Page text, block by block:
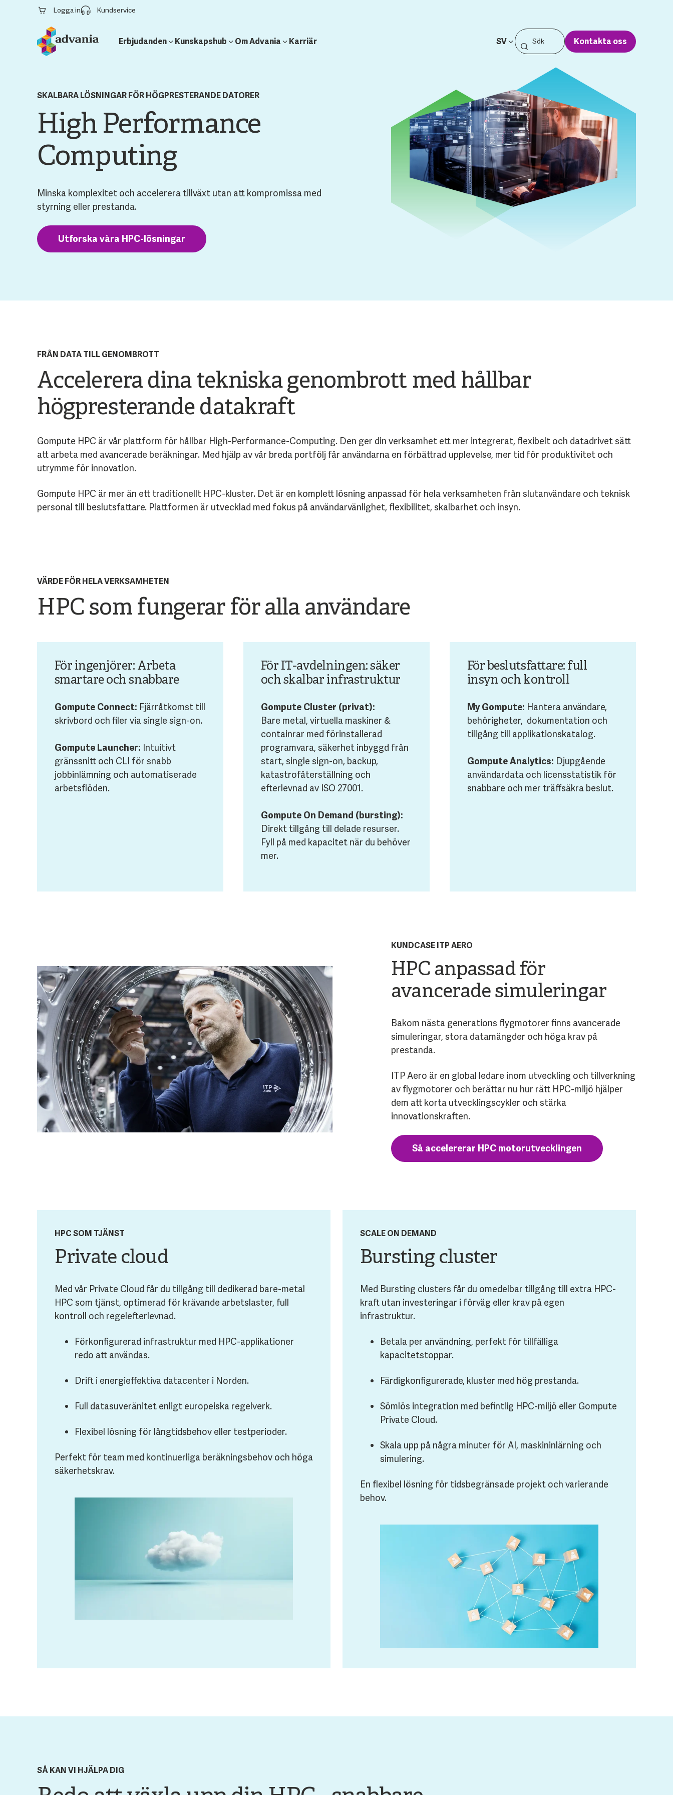
Logga in Kundservice
Erbjudanden Kunskapshub Om Advania Karriär SV Kontakta oss
SKALBARA LÖSNINGAR FÖR HÖGPRESTERANDE DATORER
High Performance
Computing
Minska komplexitet och accelerera tillväxt utan att kompromissa med
styrning eller prestanda.
Utforska våra HPC-lösningar
FRÅN DATA TILL GENOMBROTT
Accelerera dina tekniska genombrott med hållbar
högpresterande datakraft
Gompute HPC är vår plattform för hållbar High-Performance-Computing. Den ger din verksamhet ett mer integrerat, flexibelt och datadrivet sätt
att arbeta med avancerade beräkningar. Med hjälp av vår breda portfölj får användarna en förbättrad upplevelse, mer tid för produktivitet och
utrymme för innovation.
Gompute HPC är mer än ett traditionellt HPC-kluster. Det är en komplett lösning anpassad för hela verksamheten från slutanvändare och teknisk
personal till beslutsfattare. Plattformen är utvecklad med fokus på användarvänlighet, flexibilitet, skalbarhet och insyn.
VÄRDE FÖR HELA VERKSAMHETEN
HPC som fungerar för alla användare
För ingenjörer: Arbeta
smartare och snabbare
Gompute Connect: Fjärråtkomst till
skrivbord och filer via single sign-on.
Gompute Launcher: Intuitivt
gränssnitt och CLI för snabb
jobbinlämning och automatiserade
arbetsflöden.
För IT-avdelningen: säker
och skalbar infrastruktur
Gompute Cluster (privat):
Bare metal, virtuella maskiner &
containrar med förinstallerad
programvara, säkerhet inbyggd från
start, single sign-on, backup,
katastrofåterställning och
efterlevnad av ISO 27001.
Gompute On Demand (bursting):
Direkt tillgång till delade resurser.
Fyll på med kapacitet när du behöver
mer.
För beslutsfattare: full
insyn och kontroll
My Gompute: Hantera användare,
behörigheter, dokumentation och
tillgång till applikationskatalog.
Gompute Analytics: Djupgående
användardata och licensstatistik för
snabbare och mer träffsäkra beslut.
KUNDCASE ITP AERO
HPC anpassad för
avancerade simuleringar
Bakom nästa generations flygmotorer finns avancerade
simuleringar, stora datamängder och höga krav på
prestanda.
ITP Aero är en global ledare inom utveckling och tillverkning
av flygmotorer och berättar nu hur rätt HPC-miljö hjälper
dem att korta utvecklingscykler och stärka
innovationskraften.
Så accelererar HPC motorutvecklingen
HPC SOM TJÄNST
Private cloud
Med vår Private Cloud får du tillgång till dedikerad bare-metal
HPC som tjänst, optimerad för krävande arbetslaster, full
kontroll och regelefterlevnad.
Förkonfigurerad infrastruktur med HPC-applikationer
redo att användas.
Drift i energieffektiva datacenter i Norden.
Full datasuveränitet enligt europeiska regelverk.
Flexibel lösning för långtidsbehov eller testperioder.
Perfekt för team med kontinuerliga beräkningsbehov och höga
säkerhetskrav.
SCALE ON DEMAND
Bursting cluster
Med Bursting clusters får du omedelbar tillgång till extra HPC-
kraft utan investeringar i förväg eller krav på egen
infrastruktur.
Betala per användning, perfekt för tillfälliga
kapacitetstoppar.
Färdigkonfigurerade, kluster med hög prestanda.
Sömlös integration med befintlig HPC-miljö eller Gompute
Private Cloud.
Skala upp på några minuter för AI, maskininlärning och
simulering.
En flexibel lösning för tidsbegränsade projekt och varierande
behov.
SÅ KAN VI HJÄLPA DIG